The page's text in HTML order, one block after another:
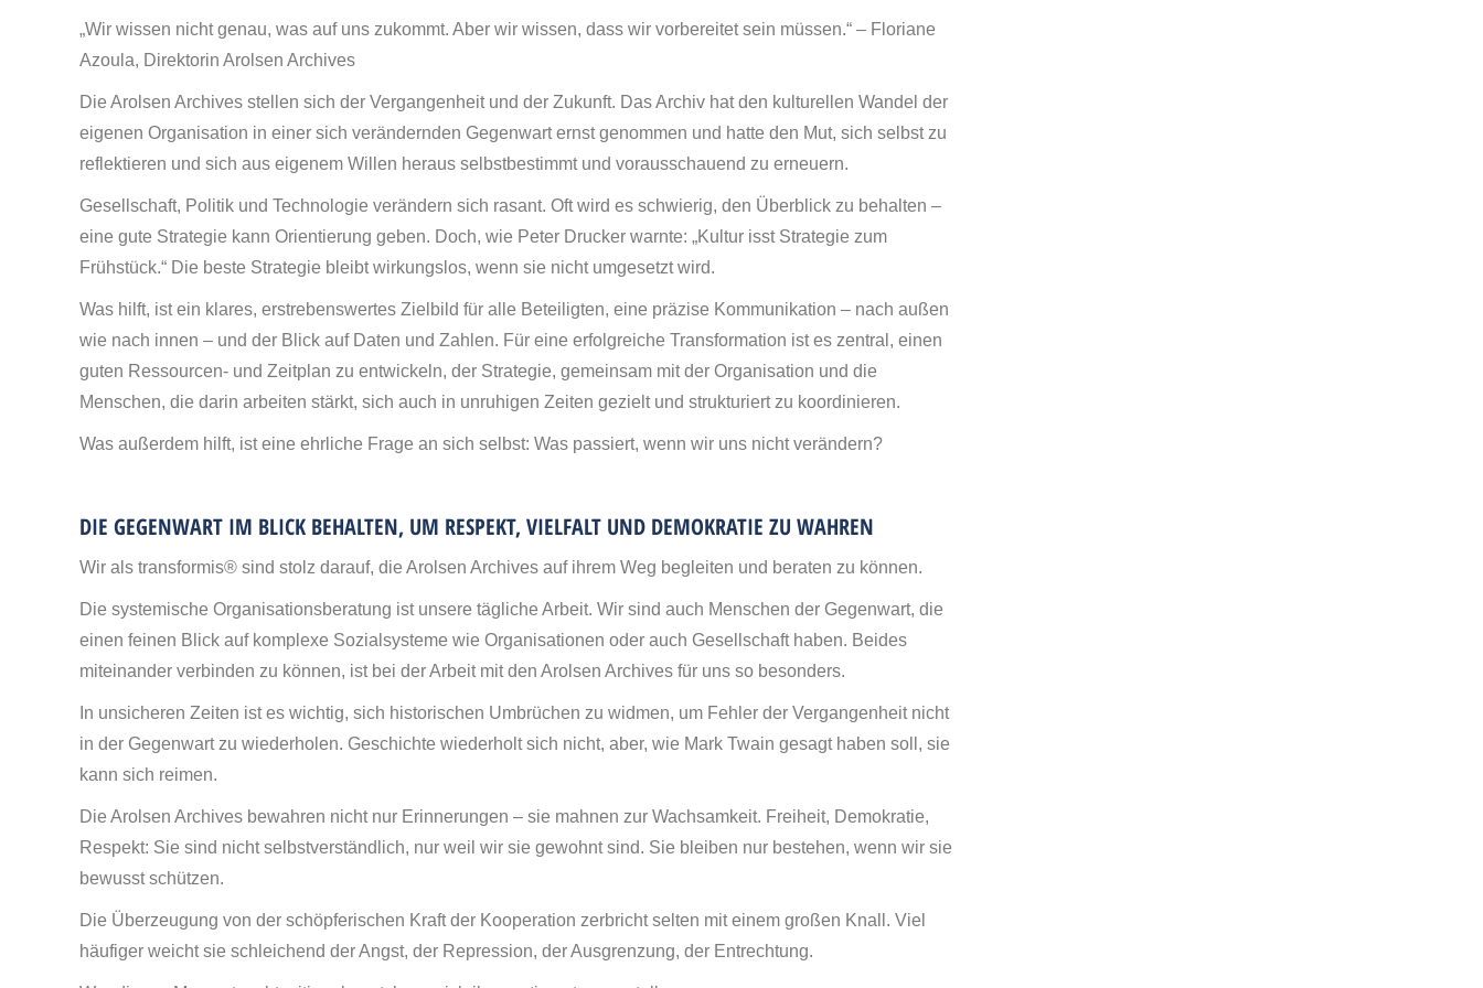
„Wir wissen nicht genau, was auf uns zukommt. Aber wir wissen, dass wir vorbereitet sein müssen.“ – Floriane
Azoula, Direktorin Arolsen Archives
Die Arolsen Archives stellen sich der Vergangenheit und der Zukunft. Das Archiv hat den kulturellen Wandel der
eigenen Organisation in einer sich verändernden Gegenwart ernst genommen und hatte den Mut, sich selbst zu
reflektieren und sich aus eigenem Willen heraus selbstbestimmt und vorausschauend zu erneuern.
Gesellschaft, Politik und Technologie verändern sich rasant. Oft wird es schwierig, den Überblick zu behalten –
eine gute Strategie kann Orientierung geben. Doch, wie Peter Drucker warnte: „Kultur isst Strategie zum
Frühstück.“ Die beste Strategie bleibt wirkungslos, wenn sie nicht umgesetzt wird.
Was hilft, ist ein klares, erstrebenswertes Zielbild für alle Beteiligten, eine präzise Kommunikation – nach außen
wie nach innen – und der Blick auf Daten und Zahlen. Für eine erfolgreiche Transformation ist es zentral, einen
guten Ressourcen- und Zeitplan zu entwickeln, der Strategie, gemeinsam mit der Organisation und die
Menschen, die darin arbeiten stärkt, sich auch in unruhigen Zeiten gezielt und strukturiert zu koordinieren.
Was außerdem hilft, ist eine ehrliche Frage an sich selbst: Was passiert, wenn wir uns nicht verändern?
DIE GEGENWART IM BLICK BEHALTEN, UM RESPEKT, VIELFALT UND DEMOKRATIE ZU WAHREN
Wir als transformis® sind stolz darauf, die Arolsen Archives auf ihrem Weg begleiten und beraten zu können.
Die systemische Organisationsberatung ist unsere tägliche Arbeit. Wir sind auch Menschen der Gegenwart, die
einen feinen Blick auf komplexe Sozialsysteme wie Organisationen oder auch Gesellschaft haben. Beides
miteinander verbinden zu können, ist bei der Arbeit mit den Arolsen Archives für uns so besonders.
In unsicheren Zeiten ist es wichtig, sich historischen Umbrüchen zu widmen, um Fehler der Vergangenheit nicht
in der Gegenwart zu wiederholen. Geschichte wiederholt sich nicht, aber, wie Mark Twain gesagt haben soll, sie
kann sich reimen.
Die Arolsen Archives bewahren nicht nur Erinnerungen – sie mahnen zur Wachsamkeit. Freiheit, Demokratie,
Respekt: Sie sind nicht selbstverständlich, nur weil wir sie gewohnt sind. Sie bleiben nur bestehen, wenn wir sie
bewusst schützen.
Die Überzeugung von der schöpferischen Kraft der Kooperation zerbricht selten mit einem großen Knall. Viel
häufiger weicht sie schleichend der Angst, der Repression, der Ausgrenzung, der Entrechtung.